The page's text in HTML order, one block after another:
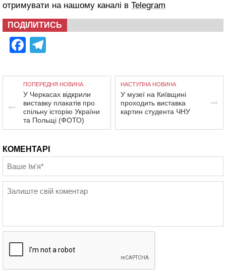
отримувати на нашому каналі в Telegram
ПОДІЛИТИСЬ
Facebook
ПОПЕРЕДНЯ НОВИНА
У Черкасах відкрили
виставку плакатів про
спільну історію України
та Польщі (ФОТО)
НАСТУПНА НОВИНА
У музеї на Київщині
проходить виставка
картин студента ЧНУ
КОМЕНТАРІ